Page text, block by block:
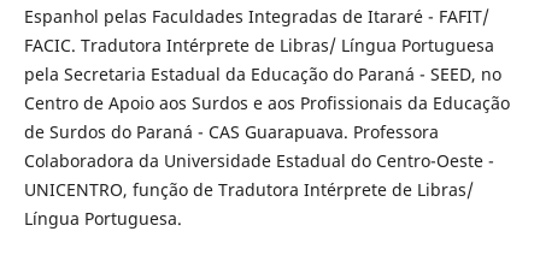
Espanhol pelas Faculdades Integradas de Itararé - FAFIT/
FACIC. Tradutora Intérprete de Libras/ Língua Portuguesa
pela Secretaria Estadual da Educação do Paraná - SEED, no
Centro de Apoio aos Surdos e aos Profissionais da Educação
de Surdos do Paraná - CAS Guarapuava. Professora
Colaboradora da Universidade Estadual do Centro-Oeste -
UNICENTRO, função de Tradutora Intérprete de Libras/
Língua Portuguesa.